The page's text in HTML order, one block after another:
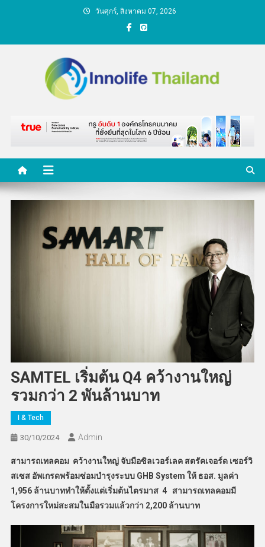
วันศุกร์, สิงหาคม 07, 2026
คนกับความคิด ชีวิตกับ
นวัตกรรม
SAMTEL เริ่มต้น Q4 คว้างานใหญ่
รวมกว่า 2 พันล้านบาท
I & Tech
30/10/2024 Admin
สามารถเทลคอมคว้างานใหญ่ จับมือซิลเวอร์เลค สตรัคเจอร์ด เซอร์วิ
สเซสอัพเกรดพร้อมซ่อมบำรุงระบบ GHB System ให้ ธอส. มูลค่า
1,956ล้านบาททำให้ตั้งแต่เริ่มต้นไตรมาส 4 สามารถเทลคอมมี
โครงการใหม่สะสมในมือรวมแล้วกว่า 2,200ล้านบาท